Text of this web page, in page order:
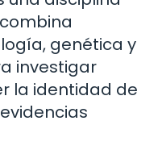
genética y
investigar
la identidad de